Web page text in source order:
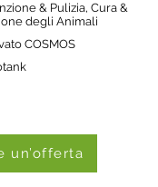
& Pulizia, Cura &
degli Animali
COSMOS
un’offerta